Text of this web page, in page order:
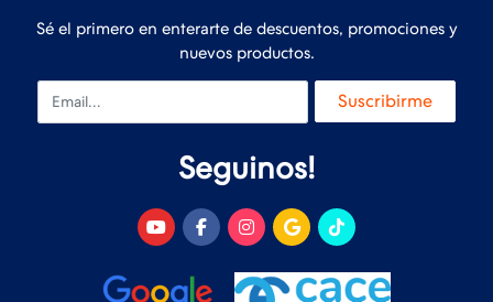
Sé el primero en enterarte de descuentos, promociones y
nuevos productos.
Email Suscribirme
Seguinos!